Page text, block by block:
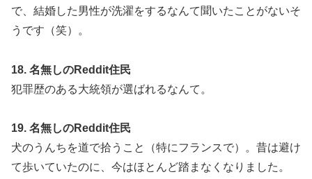
で、結婚した男性が洗濯をするなんて聞いたことがないそ
うです（笑）。
18. 名無しのReddit住民
犯罪歴のある大統領が選ばれるなんて。
19. 名無しのReddit住民
犬のうんちを道で拾うこと（特にフランスで）。昔は避け
て歩いていたのに、今はほとんど踏まなくなりました。